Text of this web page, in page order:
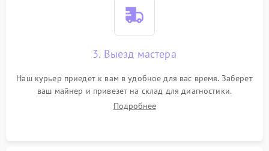
3. Выезд мастера
Наш курьер приедет к вам в удобное для вас время. Заберет
ваш майнер и привезет на склад для диагностики.
Подробнее